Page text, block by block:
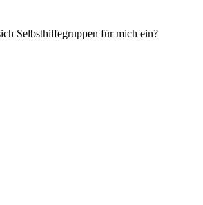
Selbsthilfegruppen für mich ein?